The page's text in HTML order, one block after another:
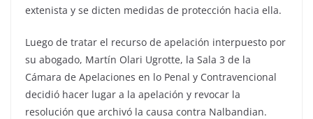
extenista y se dicten medidas de protección hacia ella.
Luego de tratar el recurso de apelación interpuesto por
su abogado, Martín Olari Ugrotte, la Sala 3 de la
Cámara de Apelaciones en lo Penal y Contravencional
decidió hacer lugar a la apelación y revocar la
resolución que archivó la causa contra Nalbandian.